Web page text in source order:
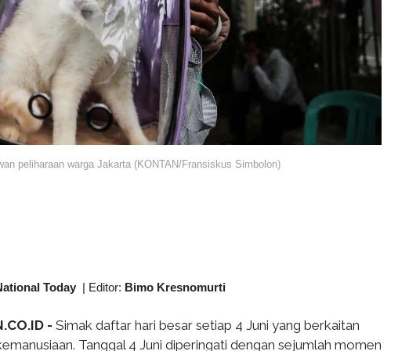
peliharaan warga Jakarta (KONTAN/Fransiskus Simbolon)
Today | Editor: Bimo Kresnomurti
- Simak daftar hari besar setiap 4 Juni yang berkaitan
Tanggal 4 Juni diperingati dengan sejumlah momen